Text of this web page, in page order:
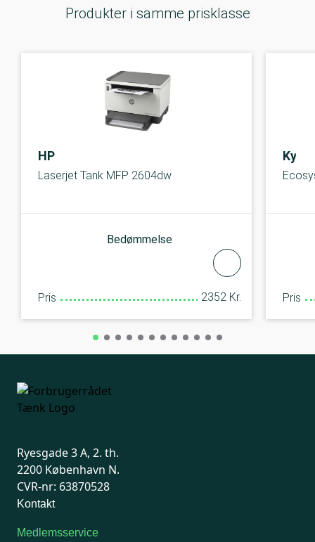
Produkter i samme prisklasse
HP
Laserjet Tank MFP 2604dw
Bedømmelse
Pris 2352 Kr. Pris
Ryesgade 3 A, 2. th.
2200 København N.
CVR-nr: 63870528
Kontakt
Medlemsservice